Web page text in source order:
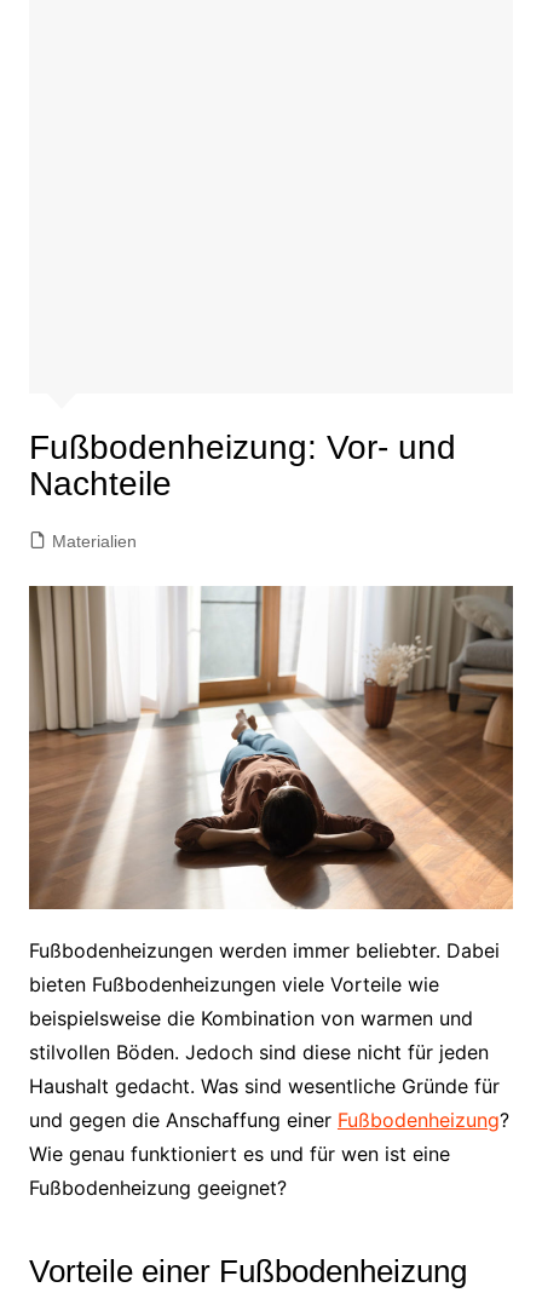
Fußbodenheizung: Vor- und
Nachteile
Materialien
Fußbodenheizungen werden immer beliebter. Dabei
bieten Fußbodenheizungen viele Vorteile wie
beispielsweise die Kombination von warmen und
stilvollen Böden. Jedoch sind diese nicht für jeden
Haushalt gedacht. Was sind wesentliche Gründe für
und gegen die Anschaffung einer Fußbodenheizung?
Wie genau funktioniert es und für wen ist eine
Fußbodenheizung geeignet?
Vorteile einer Fußbodenheizung